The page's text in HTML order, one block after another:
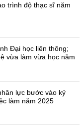
trình độ thạc sĩ năm
Đại học liên thông;
vừa làm vừa học năm
lực bước vào kỷ
làm năm 2025